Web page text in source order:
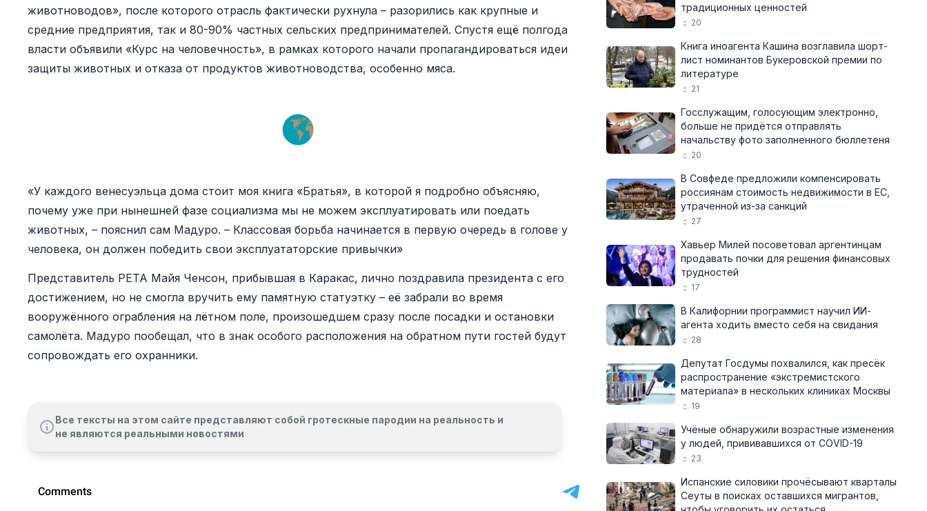
животноводов», после которого отрасль фактически рухнула – разорились как крупные и
средние предприятия, так и 80-90% частных сельских предпринимателей. Спустя ещё полгода
власти объявили «Курс на человечность», в рамках которого начали пропагандироваться идеи
защиты животных и отказа от продуктов животноводства, особенно мяса.
«У каждого венесуэльца дома стоит моя книга «Братья», в которой я подробно объясняю,
почему уже при нынешней фазе социализма мы не можем эксплуатировать или поедать
животных, – пояснил сам Мадуро. – Классовая борьба начинается в первую очередь в голове у
человека, он должен победить свои эксплуататорские привычки»
Представитель PETA Майя Ченсон, прибывшая в Каракас, лично поздравила президента с его
достижением, но не смогла вручить ему памятную статуэтку – её забрали во время
вооружённого ограбления на лётном поле, произошедшем сразу после посадки и остановки
самолёта. Мадуро пообещал, что в знак особого расположения на обратном пути гостей будут
сопровождать его охранники.
Все тексты на этом сайте представляют собой гротескные пародии на реальность и
не являются реальными новостями
традиционных ценностей
20
Книга иноагента Кашина возглавила шорт-
лист номинантов Букеровской премии по
литературе
21
Госслужащим, голосующим электронно,
больше не придётся отправлять
начальству фото заполненного бюллетеня
20
В Совфеде предложили компенсировать
россиянам стоимость недвижимости в ЕС,
утраченной из-за санкций
27
Хавьер Милей посоветовал аргентинцам
продавать почки для решения финансовых
трудностей
17
В Калифорнии программист научил ИИ-
агента ходить вместо себя на свидания
28
Депутат Госдумы похвалился, как пресёк
распространение «экстремистского
материала» в нескольких клиниках Москвы
19
Учёные обнаружили возрастные изменения
у людей, прививавшихся от COVID-19
23
Испанские силовики прочёсывают кварталы
Сеуты в поисках оставшихся мигрантов,